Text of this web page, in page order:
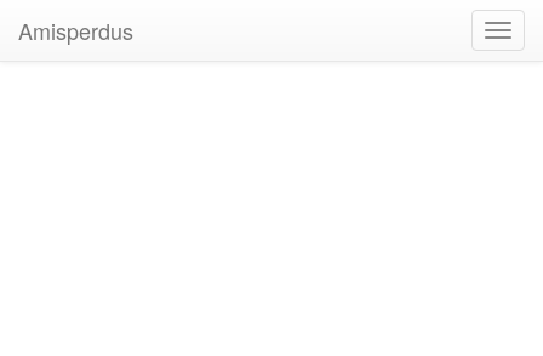
Amisperdus